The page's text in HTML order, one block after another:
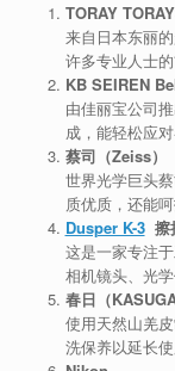
TORAY
来自日本东丽
许多专业人士
KB SEIREN
由佳丽宝公司
成，能轻松应
蔡司（Zeiss）
世界光学巨头
质优质，还能呵
Dusper K-3擦
这是一家专注
相机镜头、光学
春日（
使用天然山羌
洗保养以延长使